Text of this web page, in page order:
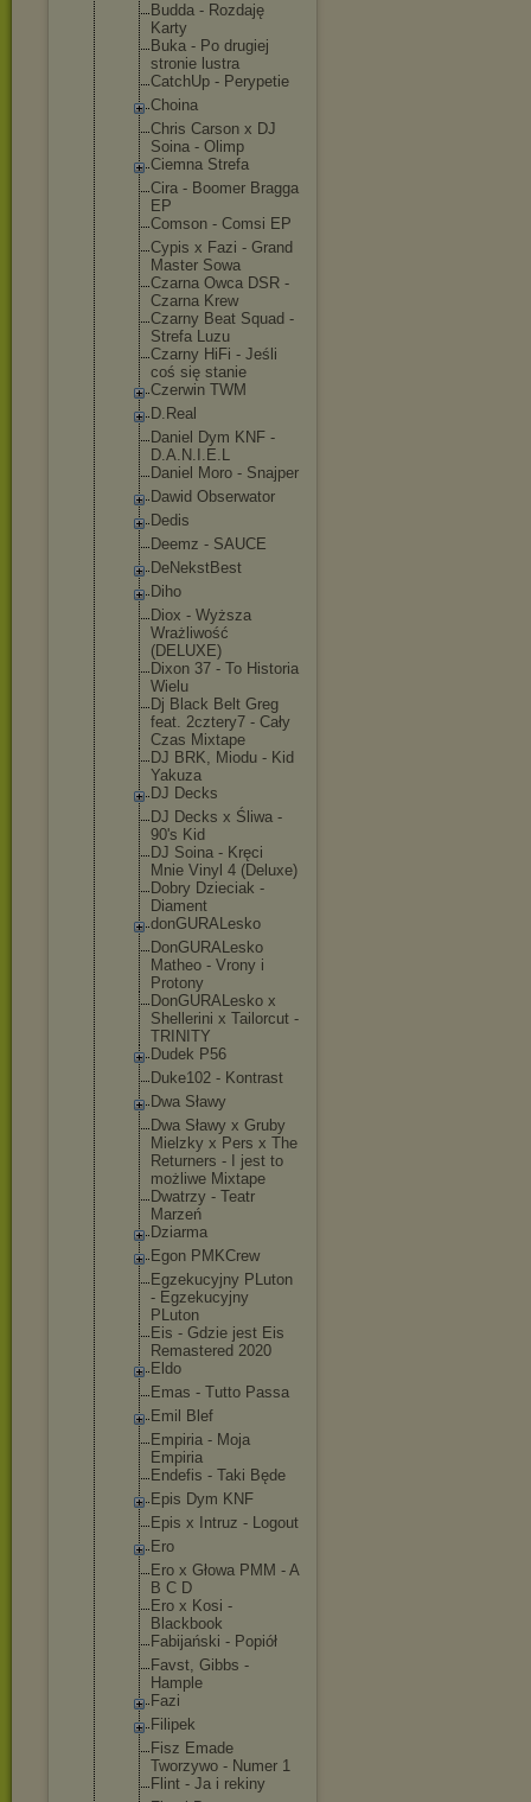
Budda - Rozdaję
Karty
Buka - Po drugiej
stronie lustra
CatchUp - Perypetie
Choina
Chris Carson x DJ
Soina - Olimp
Ciemna Strefa
Cira - Boomer Bragga
EP
Comson - Comsi EP
Cypis x Fazi - Grand
Master Sowa
Czarna Owca DSR -
Czarna Krew
Czarny Beat Squad -
Strefa Luzu
Czarny HiFi - Jeśli
coś się stanie
Czerwin TWM
D.Real
Daniel Dym KNF -
D.A.N.I.E.L
Daniel Moro - Snajper
Dawid Obserwator
Dedis
Deemz - SAUCE
DeNekstBest
Diho
Diox - Wyższa
Wrażliwość
(DELUXE)
Dixon 37 - To Historia
Wielu
Dj Black Belt Greg
feat. 2cztery7 - Cały
Czas Mixtape
DJ BRK, Miodu - Kid
Yakuza
DJ Decks
DJ Decks x Śliwa -
90's Kid
DJ Soina - Kręci
Mnie Vinyl 4 (Deluxe)
Dobry Dzieciak -
Diament
donGURALesko
DonGURALesko
Matheo - Vrony i
Protony
DonGURALesko x
Shellerini x Tailorcut -
TRINITY
Dudek P56
Duke102 - Kontrast
Dwa Sławy
Dwa Sławy x Gruby
Mielzky x Pers x The
Returners - I jest to
możliwe Mixtape
Dwatrzy - Teatr
Marzeń
Dziarma
Egon PMKCrew
Egzekucyjny PLuton
- Egzekucyjny
PLuton
Eis - Gdzie jest Eis
Remastered 2020
Eldo
Emas - Tutto Passa
Emil Blef
Empiria - Moja
Empiria
Endefis - Taki Będe
Epis Dym KNF
Epis x Intruz - Logout
Ero
Ero x Głowa PMM - A
B C D
Ero x Kosi -
Blackbook
Fabijański - Popiół
Favst, Gibbs -
Hample
Fazi
Filipek
Fisz Emade
Tworzywo - Numer 1
Flint - Ja i rekiny